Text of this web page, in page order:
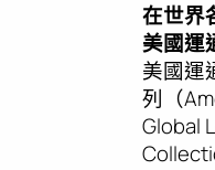
在世界
美國運
美國運
列（
Global